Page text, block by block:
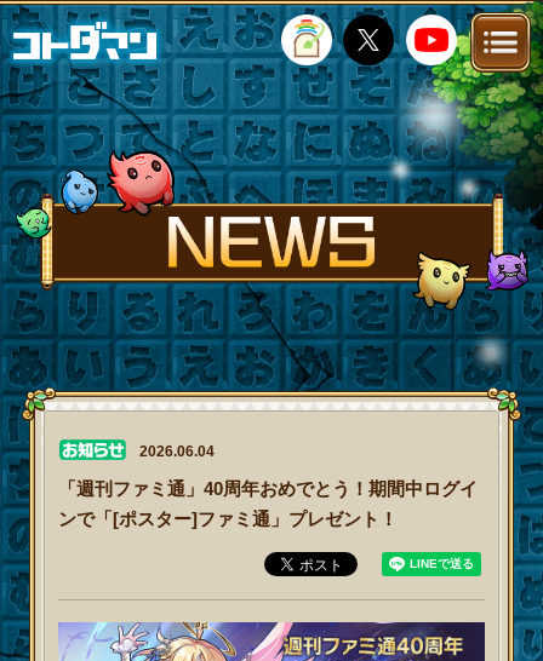
TOP STORY NEWS
FANKIT FAQ
2026.06.04
「週刊ファミ通」40周年おめでとう！期間中ログイ
ンで「[ポスター]ファミ通」プレゼント！